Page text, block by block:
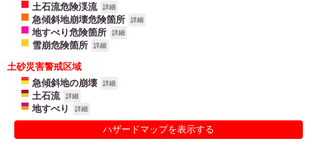
土石流危険渓流
詳細
急傾斜地崩壊危険箇所 詳細
地すべり危険箇所 詳細
雪崩危険箇所 詳細
土砂災害警戒区域
急傾斜地の崩壊
詳細
土石流 詳細
地すべり 詳細
ハザードマップを表示する